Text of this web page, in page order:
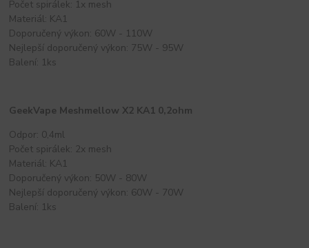
Počet spirálek: 1x mesh
Materiál: KA1
Doporučený výkon: 60W - 110W
Nejlepší doporučený výkon: 75W - 95W
Balení: 1ks
GeekVape Meshmellow X2 KA1 0,2ohm
Odpor: 0,4ml
Počet spirálek: 2x mesh
Materiál: KA1
Doporučený výkon: 50W - 80W
Nejlepší doporučený výkon: 60W - 70W
Balení: 1ks